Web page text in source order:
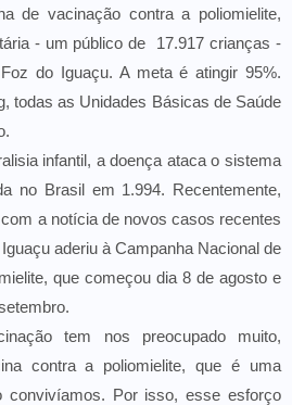
de vacinação contra a poliomielite,
- um público de 17.917 crianças -
do Iguaçu. A meta é atingir 95%.
todas as Unidades Básicas de Saúde
infantil, a doença ataca o sistema
no Brasil em 1.994. Recentemente,
a notícia de novos casos recentes
aderiu à Campanha Nacional de
que começou dia 8 de agosto e
tem nos preocupado muito,
contra a poliomielite, que é uma
convivíamos. Por isso, esse esforço